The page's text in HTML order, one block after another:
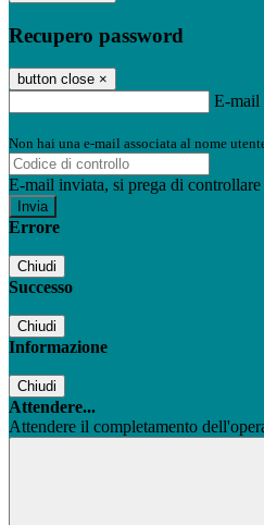
Recupero password
button close ×
E-mail
Non hai una e-mail associata al nome
E-mail inviata, si prega di
Errore
Chiudi
Successo
Chiudi
Informazione
Chiudi
Attendere...
Attendere il completamento